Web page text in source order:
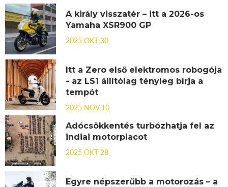
A király visszatér – itt a 2026-os
Yamaha XSR900 GP
2025 OKT 30
Itt a Zero első elektromos robogója
- az LS1 állítólag tényleg bírja a
tempót
2025 NOV 10
Adócsökkentés turbózhatja fel az
indiai motorpiacot
2025 OKT 28
Egyre népszerűbb a motorozás – a